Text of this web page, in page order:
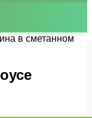
в сметанном